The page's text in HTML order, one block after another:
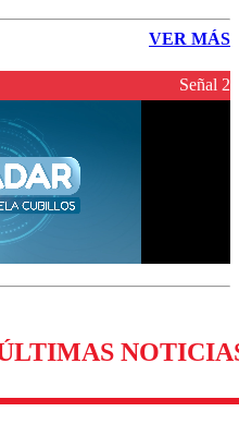
VER MÁS
Señal 2